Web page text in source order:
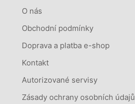
O nás
Obchodní podmínky
Doprava a platba e-shop
Kontakt
Autorizované servisy
Zásady ochrany osobních údajů